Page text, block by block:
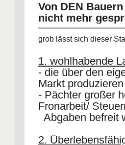
- die
dadurch l
legitimiert, dass
Formen
konkurrierender
Adelsherrschaft
verboten wurden
Von DEN
nicht mehr
grob lässt sich dieser
1. wohlhabende
- die über den
Markt produzieren
- Pächter großer
Fronarbeit/
Abgaben befreit
2.